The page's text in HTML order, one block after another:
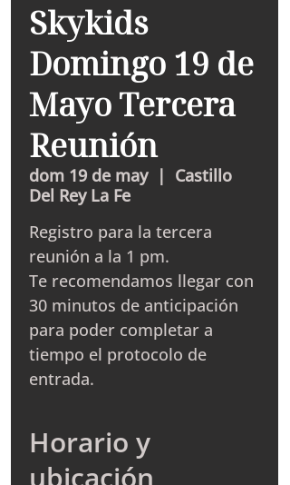
Skykids
Domingo 19 de
Mayo Tercera
Reunión
dom 19 de may
  |
Castillo
Del Rey La Fe
Registro para la tercera
reunión a la 1 pm.
Te recomendamos llegar con
30 minutos de anticipación
para poder completar a
tiempo el protocolo de
entrada.
Horario y
ubicación